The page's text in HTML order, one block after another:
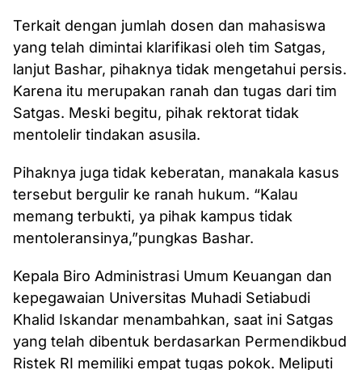
Terkait dengan jumlah dosen dan mahasiswa
yang telah dimintai klarifikasi oleh tim Satgas,
lanjut Bashar, pihaknya tidak mengetahui persis.
Karena itu merupakan ranah dan tugas dari tim
Satgas. Meski begitu, pihak rektorat tidak
mentolelir tindakan asusila.
Pihaknya juga tidak keberatan, manakala kasus
tersebut bergulir ke ranah hukum. “Kalau
memang terbukti, ya pihak kampus tidak
mentoleransinya,”pungkas Bashar.
Kepala Biro Administrasi Umum Keuangan dan
kepegawaian Universitas Muhadi Setiabudi
Khalid Iskandar menambahkan, saat ini Satgas
yang telah dibentuk berdasarkan Permendikbud
Ristek RI memiliki empat tugas pokok. Meliputi